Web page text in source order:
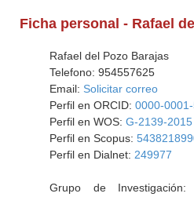
Ficha personal - Rafael
Rafael del Pozo Barajas
Telefono: 954557625
Email: Solicitar correo
Perfil en ORCID: 0000-
Perfil en WOS: G-2139-2015
Perfil en Scopus:
Perfil en Dialnet: 249977
Grupo de Investigación: